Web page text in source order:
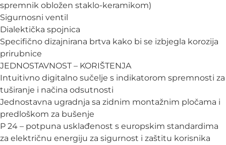
spremnik obložen staklo-keramikom)
Sigurnosni ventil
Dialektička spojnica
Specifično dizajnirana brtva kako bi se izbjegla korozija
prirubnice
JEDNOSTAVNOST – KORIŠTENJA
Intuitivno digitalno sučelje s indikatorom spremnosti za
tuširanje i načina odsutnosti
Jednostavna ugradnja sa zidnim montažnim pločama i
predloškom za bušenje
P 24 – potpuna usklađenost s europskim standardima
za električnu energiju za sigurnost i zaštitu korisnika